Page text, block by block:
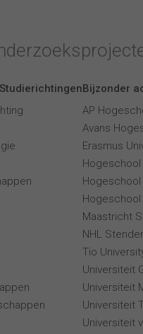
Bijzonder
AP
Avans
Erasmus
Hogeschool
Hogeschool
Maastricht
NHL
Tio
Universiteit
Universiteit
Universiteit
Universiteit